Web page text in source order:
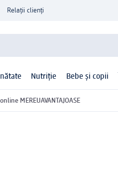
Relații clienți
Nutriție Bebe și copii
MEREUAVANTAJOASE